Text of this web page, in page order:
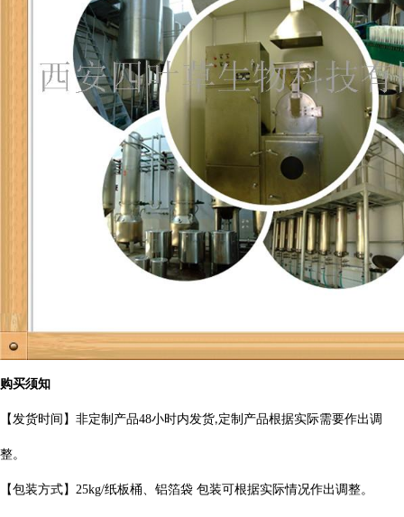
购买须知
【发货时间】非定制产品48小时内发货,定制产品根据实际需要作出调
整。
【包装方式】 25kg/纸板桶、铝箔袋 包装可根据实际情况作出调整。